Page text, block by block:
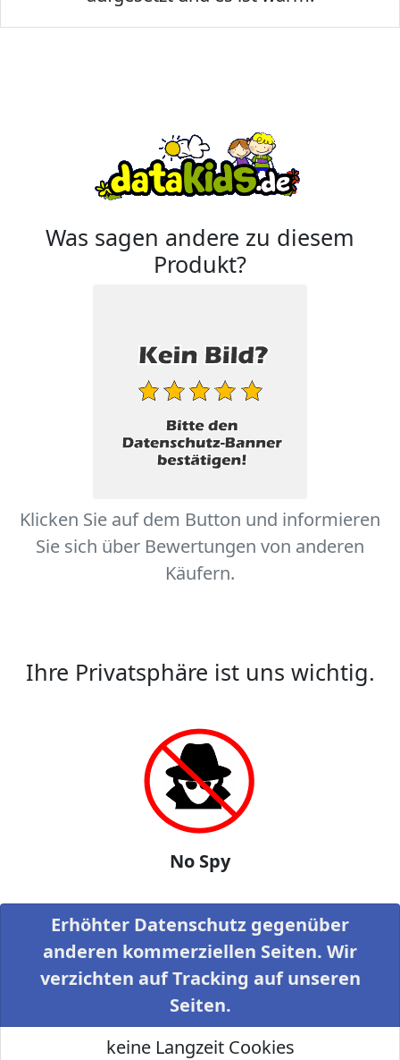
Was sagen andere zu diesem
Produkt?
Klicken Sie auf dem Button und informieren
Sie sich über Bewertungen von anderen
Käufern.
Ihre Privatsphäre ist uns wichtig.
No Spy
Erhöhter Datenschutz gegenüber
anderen kommerziellen Seiten. Wir
verzichten auf Tracking auf unseren
Seiten.
keine Langzeit Cookies